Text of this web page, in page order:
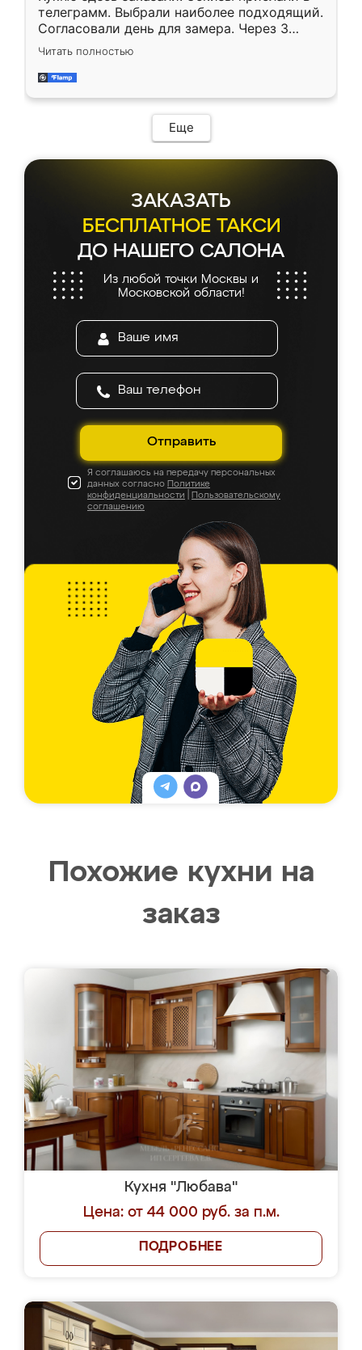
телеграмм. Выбрали наиболее подходящий.
Согласовали день для замера. Через 3
недели кухня была уже готова. Остались
довольны работой. Спасибо Ренессанс
мебель за качественную работу!
Читать полностью
Еще
ЗАКАЗАТЬ
БЕСПЛАТНОЕ ТАКСИ
ДО НАШЕГО САЛОНА
Из любой точки Москвы и
Московской области!
Отправить
Я соглашаюсь на передачу персональных
данных согласно Политике
конфиденциальности
Пользовательскому
соглашению
Похожие кухни на
заказ
Кухня "Любава"
Цена: от 44 000 руб. за п.м.
ПОДРОБНЕЕ